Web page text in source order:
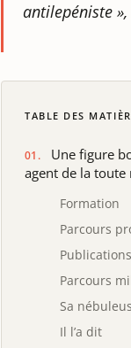
antilepéniste »,
TABLE DES
Une figure
agent de la
Formation
Parcours
Publications
Parcours
Sa
Il l’a dit